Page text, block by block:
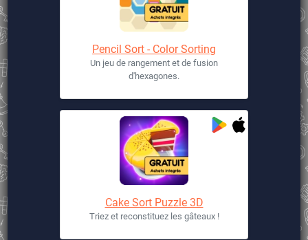
Pencil Sort - Color Sorting
Un jeu de rangement et de fusion
d'hexagones.
Cake Sort Puzzle 3D
Triez et reconstituez les gâteaux !